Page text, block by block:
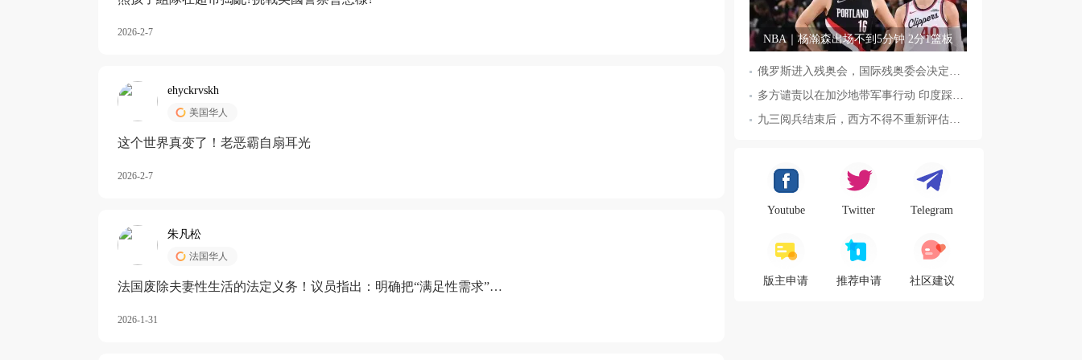
2026-2-7
ehyckrvskh
美国华人
这个世界真变了！老恶霸自扇耳光
2026-2-7
朱凡松
法国华人
法国废除夫妻性生活的法定义务！议员指出：明确把“满足性需求”排
2026-1-31
NBA｜杨瀚森出场不到5分钟 2分1篮板
Youtube Twitter Telegram
版主申请 推荐申请 社区建议